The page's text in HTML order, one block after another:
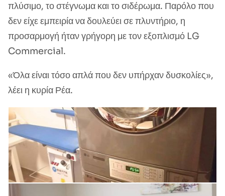
πλύσιμο, το στέγνωμα και το σιδέρωμα. Παρόλο που
δεν είχε εμπειρία να δουλεύει σε πλυντήριο, η
προσαρμογή ήταν γρήγορη με τον εξοπλισμό LG
Commercial.
«Όλα είναι τόσο απλά που δεν υπήρχαν δυσκολίες»,
λέει η κυρία Ρέα.